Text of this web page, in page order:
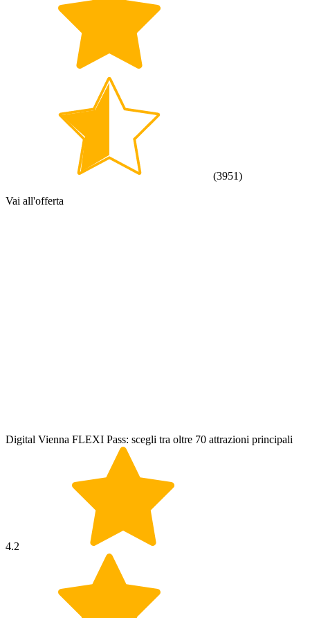
(3951)
Vai all'offerta
Digital Vienna FLEXI Pass: scegli tra oltre 70 attrazioni principali
4.2